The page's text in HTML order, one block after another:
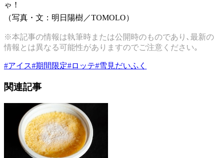
ゃ！
（写真・文：明日陽樹／TOMOLO）
※本記事の情報は執筆時または公開時のものであり､最新の
情報とは異なる可能性がありますのでご注意ください｡
#アイス#期間限定#ロッテ#雪見だいふく
関連記事